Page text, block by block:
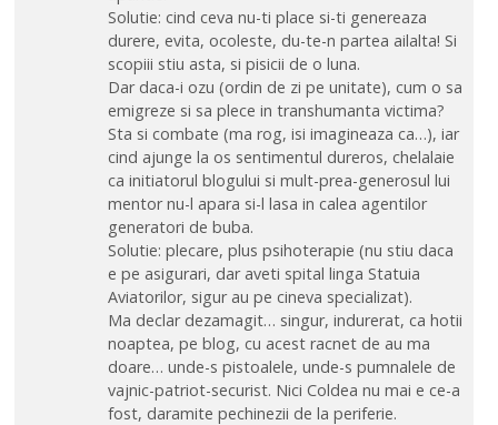
Solutie: cind ceva nu-ti place si-ti genereaza
durere, evita, ocoleste, du-te-n partea ailalta! Si
scopiii stiu asta, si pisicii de o luna.
Dar daca-i ozu (ordin de zi pe unitate), cum o sa
emigreze si sa plece in transhumanta victima?
Sta si combate (ma rog, isi imagineaza ca…), iar
cind ajunge la os sentimentul dureros, chelalaie
ca initiatorul blogului si mult-prea-generosul lui
mentor nu-l apara si-l lasa in calea agentilor
generatori de buba.
Solutie: plecare, plus psihoterapie (nu stiu daca
e pe asigurari, dar aveti spital linga Statuia
Aviatorilor, sigur au pe cineva specializat).
Ma declar dezamagit… singur, indurerat, ca hotii
noaptea, pe blog, cu acest racnet de au ma
doare… unde-s pistoalele, unde-s pumnalele de
vajnic-patriot-securist. Nici Coldea nu mai e ce-a
fost, daramite pechinezii de la periferie.